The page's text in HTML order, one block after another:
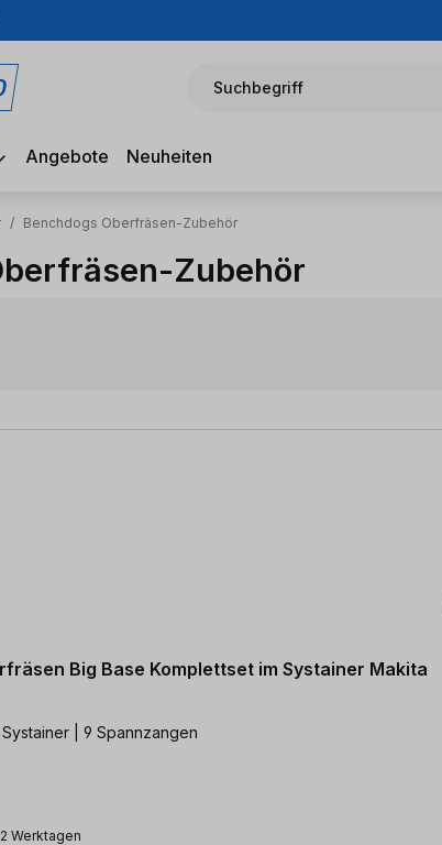
Suchbegriff
Angebote Neuheiten
/ Benchdogs Oberfräsen-Zubehör
Zubehör
Big Base Komplettset im Systainer Makita
| 9 Spannzangen
Werktagen